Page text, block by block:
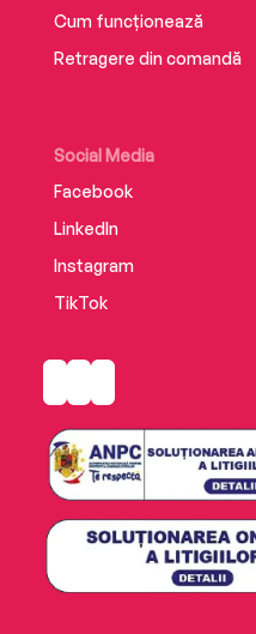
Cum funcționează
Retragere din comandă
Social Media
Facebook
LinkedIn
Instagram
TikTok